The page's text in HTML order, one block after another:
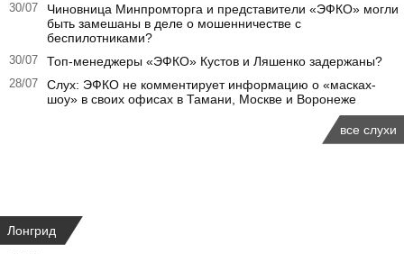
30/07
Чиновница Минпромторга и представители «ЭФКО» могли
быть замешаны в деле о мошенничестве с
беспилотниками?
30/07 Топ-менеджеры «ЭФКО» Кустов и Ляшенко задержаны?
28/07
Слух: ЭФКО не комментирует информацию о «масках-
шоу» в своих офисах в Тамани, Москве и Воронеже
все слухи
Лонгрид